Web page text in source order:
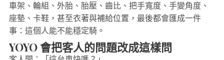
車架、輪組、外胎、胎壓、齒比、把手寬度、手變角度、
座墊、卡鞋，甚至衣著與補給位置，最後都會匯成一件
事：這個人能不能穩定騎。
YOYO 會把客人的問題改成這樣問